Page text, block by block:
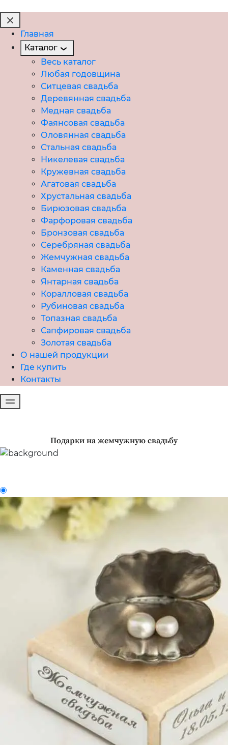
Главная
Каталог
Весь каталог
Любая годовщина
Ситцевая свадьба
Деревянная свадьба
Медная свадьба
Фаянсовая свадьба
Оловянная свадьба
Стальная свадьба
Никелевая свадьба
Кружевная свадьба
Агатовая свадьба
Хрустальная свадьба
Бирюзовая свадьба
Фарфоровая свадьба
Бронзовая свадьба
Серебряная свадьба
Жемчужная свадьба
Каменная свадьба
Янтарная свадьба
Коралловая свадьба
Рубиновая свадьба
Топазная свадьба
Сапфировая свадьба
Золотая свадьба
О нашей продукции
Где купить
Контакты
Подарки на жемчужную свадьбу